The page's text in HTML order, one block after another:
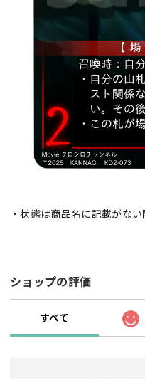
・状態は商品名に記載がな
ショップの評価
すべて